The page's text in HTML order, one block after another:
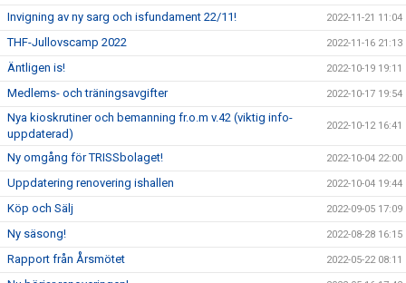
Invigning av ny sarg och isfundament 22/11! 2022-11-21 11:04
THF-Jullovscamp 2022 2022-11-16 21:13
Äntligen is! 2022-10-19 19:11
Medlems- och träningsavgifter 2022-10-17 19:54
Nya kioskrutiner och bemanning fr.o.m v.42 (viktig info-
uppdaterad)
2022-10-12 16:41
Ny omgång för TRISSbolaget! 2022-10-04 22:00
Uppdatering renovering ishallen 2022-10-04 19:44
Köp och Sälj 2022-09-05 17:09
Ny säsong! 2022-08-28 16:15
Rapport från Årsmötet 2022-05-22 08:11